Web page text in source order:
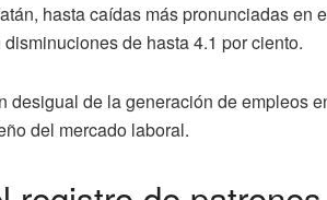
hasta caídas más pronunciadas en
de hasta 4.1 por ciento.
desigual de la generación de empleos
del mercado laboral.